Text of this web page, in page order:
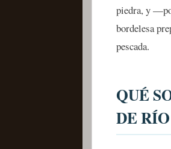
piedra, y
bordelesa
pescada.
QUÉ
DE